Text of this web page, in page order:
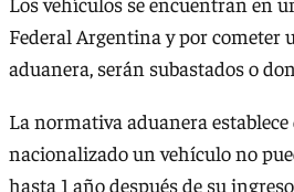
Federal Argentina y por cometer
aduanera, serán subastados o
La normativa aduanera establece
nacionalizado un vehículo no
hasta 1 año después de su